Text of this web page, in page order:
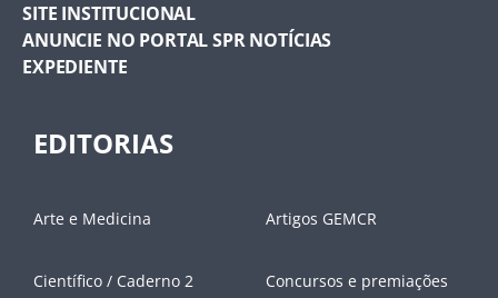
SITE INSTITUCIONAL
ANUNCIE NO PORTAL SPR NOTÍCIAS
EXPEDIENTE
EDITORIAS
Arte e Medicina Artigos GEMCR
Científico / Caderno 2 Concursos e premiações